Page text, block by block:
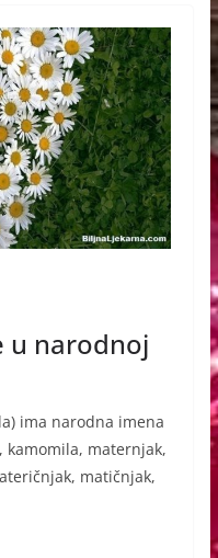
u narodnoj
ima narodna imena
maternjak,
matičnjak,